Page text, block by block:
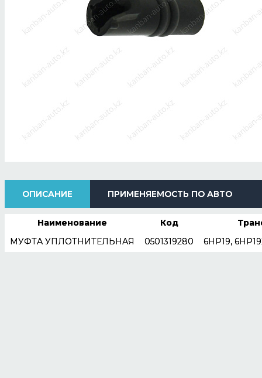
ОПИСАНИЕ ПРИМЕНЯЕМОСТЬ ПО АВТО
Наименование Код
МУФТА УПЛОТНИТЕЛЬНАЯ
0501319280 6HP19,